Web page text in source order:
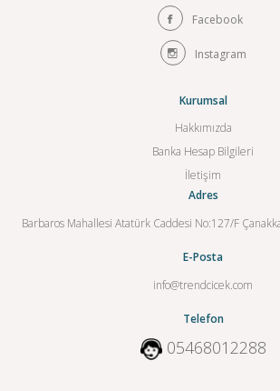
Facebook
Instagram
Kurumsal
Hakkımızda
Banka Hesap Bilgileri
İletişim
Adres
Barbaros Mahallesi Atatürk Caddesi No:127/F
E-Posta
info@trendcicek.com
Telefon
05468012288